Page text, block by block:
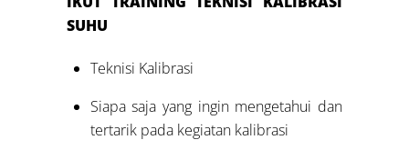
SUHU
Teknisi Kalibrasi
Siapa saja yang ingin mengetahui dan
tertarik pada kegiatan kalibrasi